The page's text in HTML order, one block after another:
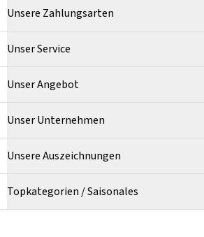
Unsere Zahlungsarten
Unser Service
Unser Angebot
Unser Unternehmen
Unsere Auszeichnungen
Topkategorien / Saisonales